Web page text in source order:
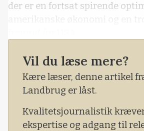
der er en fortsat spirende
amerikanske økonomi og en
Vil du læse mere?
Kære læser, denne artikel
Landbrug er låst.
Kvalitetsjournalistik
ekspertise og adgang til